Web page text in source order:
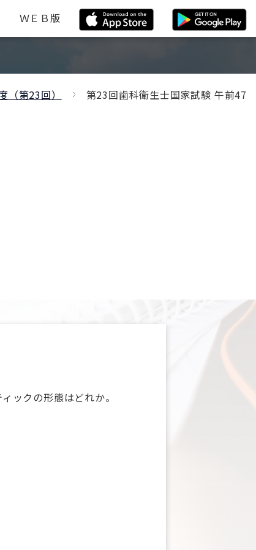
ＷＥＢ版
（第23回） 第23回歯科衛生士国家試験 午前47
ックの形態はどれか。